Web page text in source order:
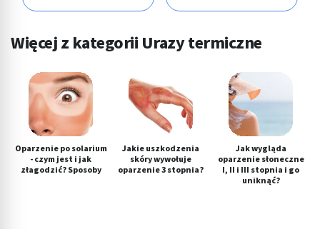
Więcej z kategorii Urazy termiczne
Oparzenie po solarium
- czym jest i jak
złagodzić? Sposoby
Jakie uszkodzenia
skóry wywołuje
oparzenie 3 stopnia?
Jak wygląda
oparzenie słoneczne
I, II i III stopnia i go
uniknąć?